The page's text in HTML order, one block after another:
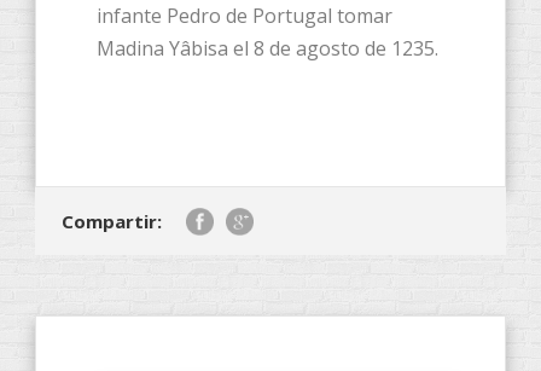
infante Pedro de Portugal tomar
Madina Yâbisa el 8 de agosto de 1235.
Compartir: